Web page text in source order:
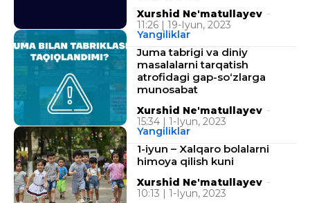
Xurshid Ne'matullayev -
11:26 | 19-Iyun, 2023
Yangiliklar
Juma tabrigi va diniy
masalalarni tarqatish
atrofidagi gap-so‘zlarga
munosabat
Xurshid Ne'matullayev -
15:34 | 1-Iyun, 2023
Yangiliklar
1-iyun – Xalqaro bolalarni
himoya qilish kuni
Xurshid Ne'matullayev -
10:13 | 1-Iyun, 2023